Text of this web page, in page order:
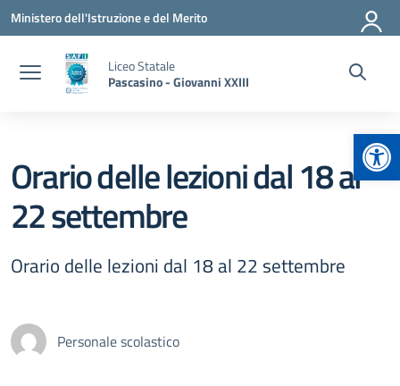
Vai ai contenuti
Vai al menu di navigazione
Vai al footer
Ministero dell'Istruzione e del Merito
Liceo Statale
Pascasino - Giovanni XXIII
Orario delle lezioni dal 18 al
22 settembre
Orario delle lezioni dal 18 al 22 settembre
Personale scolastico